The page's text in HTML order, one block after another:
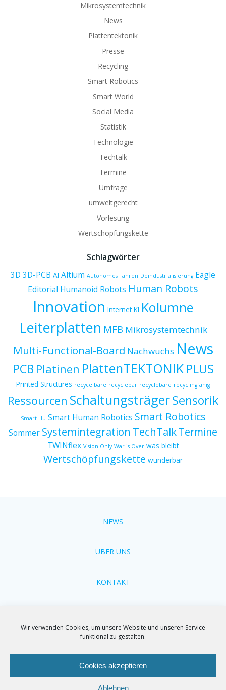
Wir verwenden Cookies, um unsere Website und unseren Service
funktional zu gestalten.
Cookies akzeptieren
Ablehnen
Mikrosystemtechnik
News
Plattentektonik
Presse
Recycling
Smart Robotics
Smart World
Social Media
Statistik
Technologie
Techtalk
Termine
Umfrage
umweltgerecht
Vorlesung
Wertschöpfungskette
Schlagwörter
3D 3D-PCB AI Altium Autonomes Fahren Deindustrialisierung Eagle
Editorial Humanoid Robots Human Robots
Innovation Internet KI Kolumne
Leiterplatten MFB Mikrosystemtechnik
Multi-Functional-Board Nachwuchs News
PCB Platinen PlattenTEKTONIK PLUS
Printed Structures recycelbare recyclebar recyclebare recyclingfähig
Ressourcen SchaltungsträgerSensorik
Smart Hu Smart Human Robotics Smart Robotics
Sommer Systemintegration TechTalkTermine
TWINflex Vision Only War is Over was bleibt
Wertschöpfungskette wunderbar
NEWS
ÜBER UNS
KONTAKT
Impressum